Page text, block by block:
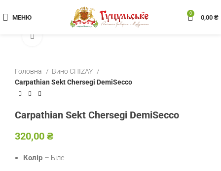
МЕНЮ
0
0,00 ₴
Головна
Вино CHIZAY
Carpathian Sekt Chersegi DemiSecco
Carpathian Sekt Chersegi DemiSecco
₴
Колір – Біле